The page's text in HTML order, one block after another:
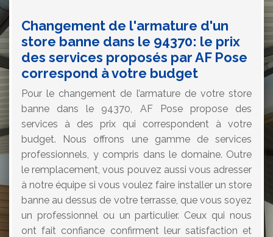
Changement de l'armature d'un
store banne dans le 94370: le prix
des services proposés par AF Pose
correspond à votre budget
Pour le changement de l’armature de votre store
banne dans le 94370, AF Pose propose des
services à des prix qui correspondent à votre
budget. Nous offrons une gamme de services
professionnels, y compris dans le domaine. Outre
le remplacement, vous pouvez aussi vous adresser
à notre équipe si vous voulez faire installer un store
banne au dessus de votre terrasse, que vous soyez
un professionnel ou un particulier. Ceux qui nous
ont fait confiance confirment leur satisfaction et